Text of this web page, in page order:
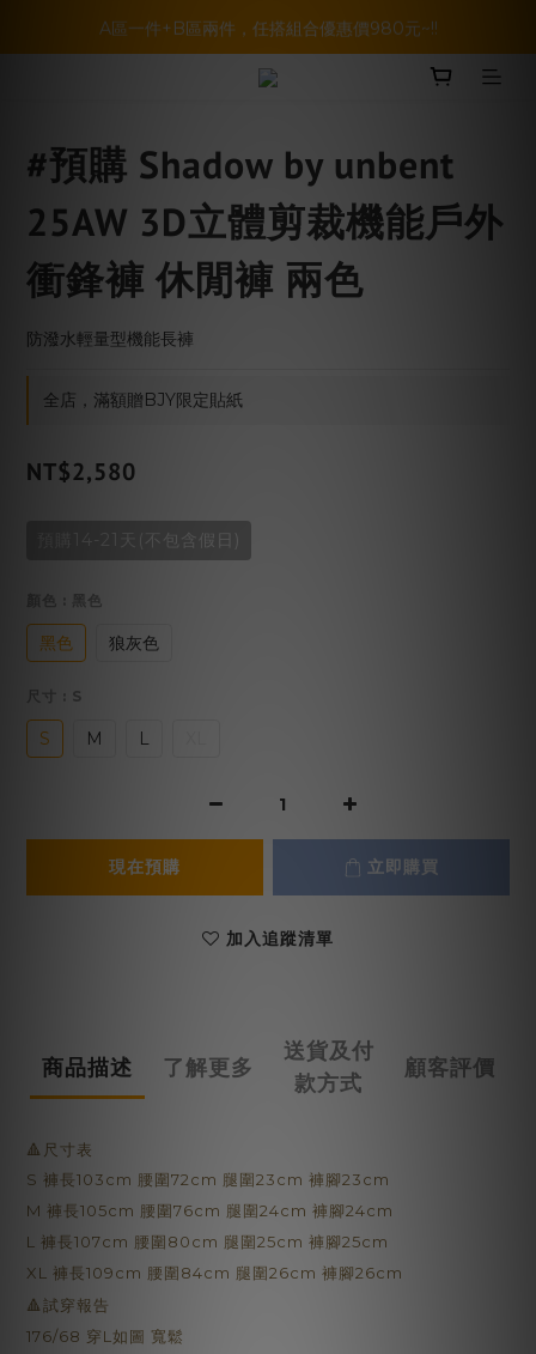
暑假活動登場!! SBG套裝超級優惠價，兩套以上再享免運哦!!
A區一件+B區兩件，任搭組合優惠價980元~!!
BELLKENIDEA 任選兩件就享免運!!!
#預購 Shadow by unbent
25AW 3D立體剪裁機能戶外
衝鋒褲 休閒褲 兩色
防潑水輕量型機能長褲
全店，滿額贈BJY限定貼紙
NT$2,580
預購14-21天(不包含假日)
: 黑色
黑色 狼灰色
: S
S M L
現在預購 立即購買
加入追蹤清單
商品描述 了解更多
送貨及付
款方式
顧客評價
🔺尺寸表
S 褲長103cm 腰圍72cm 腿圍23cm 褲腳23cm
M 褲長105cm 腰圍76cm 腿圍24cm 褲腳24cm
L 褲長107cm 腰圍80cm 腿圍25cm 褲腳25cm
XL 褲長109cm 腰圍84cm 腿圍26cm 褲腳26cm
🔺試穿報告
176/68 穿L如圖 寬鬆